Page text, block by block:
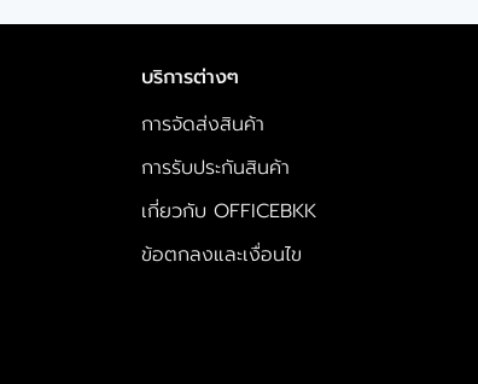
บริการต่างๆ
การจัดส่งสินค้า
การรับประกันสินค้า
เกี่ยวกับ OFFICEBKK
ข้อตกลงและเงื่อนไข